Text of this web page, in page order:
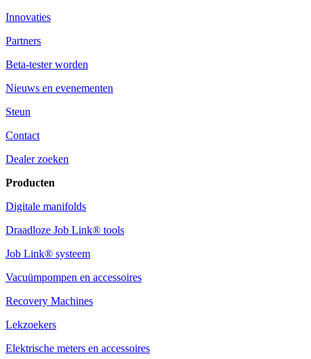
Innovaties
Partners
Beta-tester worden
Nieuws en evenementen
Steun
Contact
Dealer zoeken
Producten
Digitale manifolds
Draadloze Job Link® tools
Job Link® systeem
Vacuümpompen en accessoires
Recovery Machines
Lekzoekers
Elektrische meters en accessoires